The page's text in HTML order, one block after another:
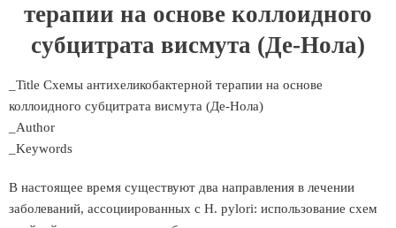
терапии на основе коллоидного
субцитрата висмута (Де-Нола)
_Title Схемы антихеликобактерной терапии на основе
коллоидного субцитрата висмута (Де-Нола)
_Author
_Keywords
В настоящее время существуют два направления в лечении
заболеваний, ассоциированных с Н. pylori: использование схем